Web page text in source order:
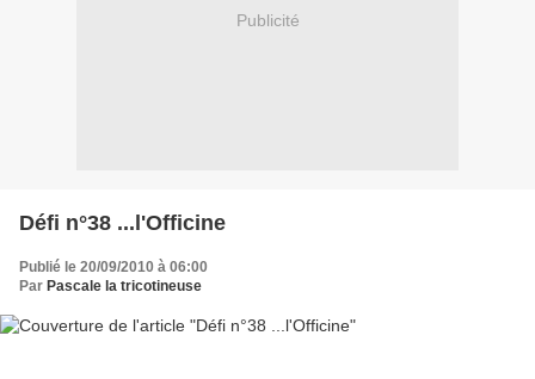
Publicité
Défi n°38 ...l'Officine
Publié le 20/09/2010 à 06:00
Par Pascale la tricotineuse